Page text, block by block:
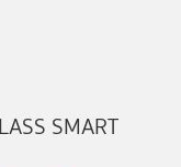
SMART